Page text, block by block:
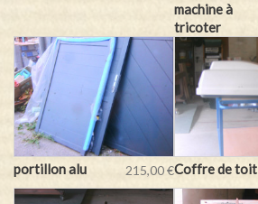
machine à
tricoter
portillon alu 215,00 €Coffre de toit